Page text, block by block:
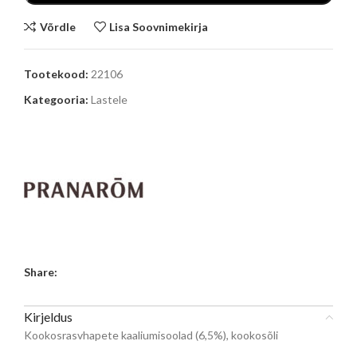
Võrdle Lisa Soovnimekirja
Tootekood: 22106
Kategooria: Lastele
Share:
Kirjeldus
Kookosrasvhapete kaaliumisoolad (6,5%), kookosõli